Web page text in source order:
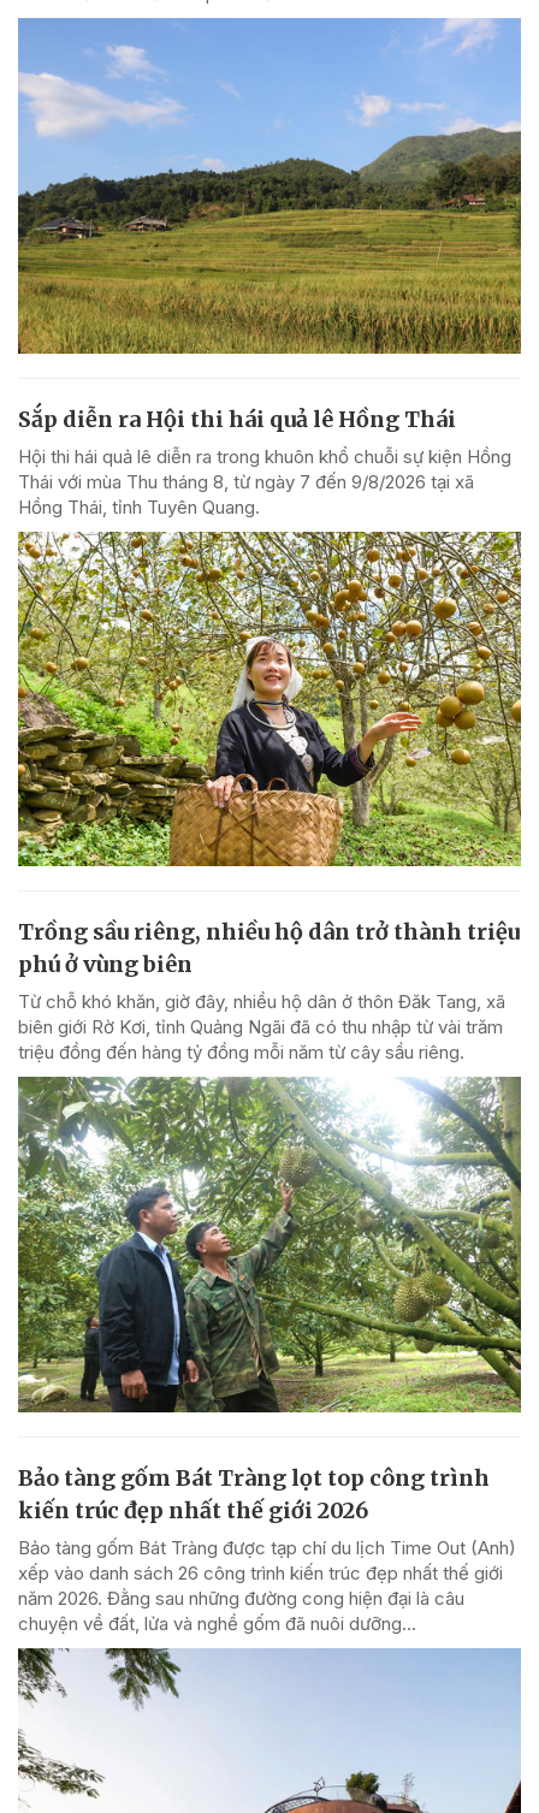
Sắp diễn ra Hội thi hái quả lê Hồng Thái
Hội thi hái quả lê diễn ra trong khuôn khổ chuỗi sự kiện Hồng
Thái với mùa Thu tháng 8, từ ngày 7 đến 9/8/2026 tại xã
Hồng Thái, tỉnh Tuyên Quang.
Trồng sầu riêng, nhiều hộ dân trở thành triệu
phú ở vùng biên
Từ chỗ khó khăn, giờ đây, nhiều hộ dân ở thôn Đăk Tang, xã
biên giới Rờ Kơi, tỉnh Quảng Ngãi đã có thu nhập từ vài trăm
triệu đồng đến hàng tỷ đồng mỗi năm từ cây sầu riêng.
Bảo tàng gốm Bát Tràng lọt top công trình
kiến trúc đẹp nhất thế giới 2026
Bảo tàng gốm Bát Tràng được tạp chí du lịch Time Out (Anh)
xếp vào danh sách 26 công trình kiến trúc đẹp nhất thế giới
năm 2026. Đằng sau những đường cong hiện đại là câu
chuyện về đất, lửa và nghề gốm đã nuôi dưỡng...